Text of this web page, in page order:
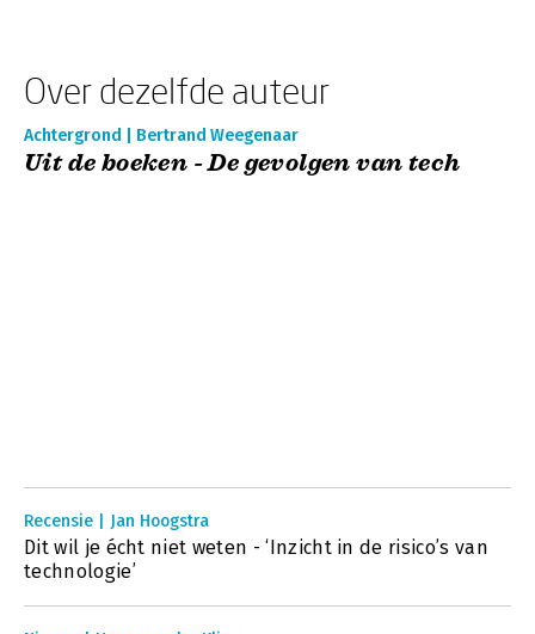
Over dezelfde auteur
Achtergrond | Bertrand Weegenaar
Uit de boeken - De gevolgen van tech
Recensie | Jan Hoogstra
Dit wil je écht niet weten - ‘Inzicht in de risico’s van
technologie’